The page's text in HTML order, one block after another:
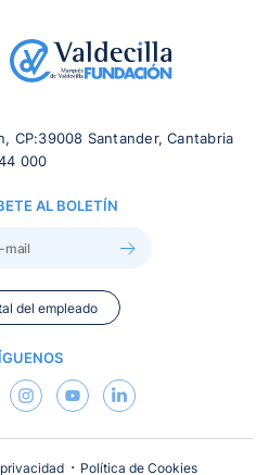
CP:39008 Santander, Cantabria
000
del empleado
AL BOLETÍN
Política de Cookies